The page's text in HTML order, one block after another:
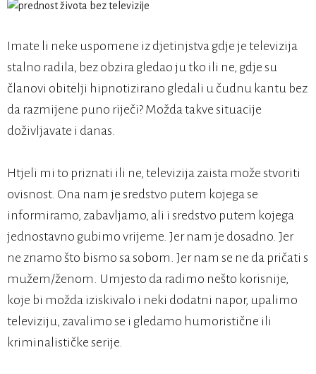
Imate li neke uspomene iz djetinjstva gdje je televizija
stalno radila, bez obzira gledao ju tko ili ne, gdje su
članovi obitelji hipnotizirano gledali u čudnu kantu bez
da razmijene puno riječi? Možda takve situacije
doživljavate i danas.
Htjeli mi to priznati ili ne, televizija zaista može stvoriti
ovisnost. Ona nam je sredstvo putem kojega se
informiramo, zabavljamo, ali i sredstvo putem kojega
jednostavno gubimo vrijeme. Jer nam je dosadno. Jer
ne znamo što bismo sa sobom. Jer nam se ne da pričati s
mužem/ženom. Umjesto da radimo nešto korisnije,
koje bi možda iziskivalo i neki dodatni napor, upalimo
televiziju, zavalimo se i gledamo humoristične ili
kriminalističke serije.